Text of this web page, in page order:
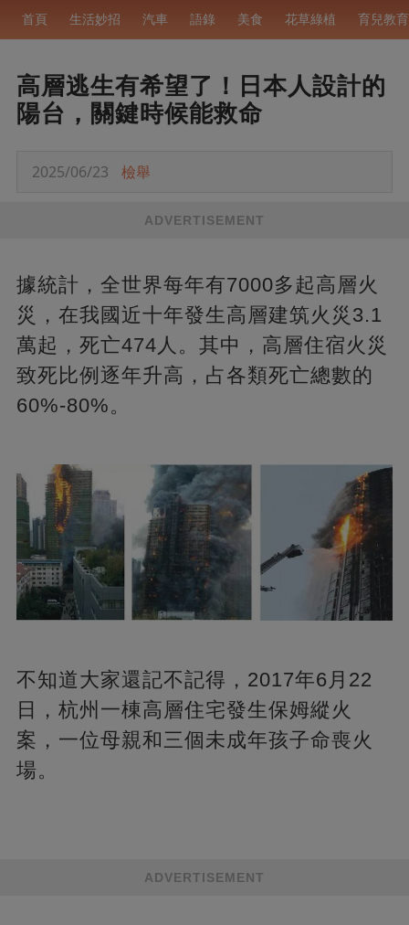
首頁 生活妙招 汽車 語錄 美食 花草綠植 育兒教育
高層逃生有希望了！日本人設計的
陽台，關鍵時候能救命
2025/06/23 檢舉
ADVERTISEMENT
據統計，全世界每年有7000多起高層火
災，在我國近十年發生高層建筑火災3.1
萬起，死亡474人。其中，高層住宿火災
致死比例逐年升高，占各類死亡總數的
60%-80%。
不知道大家還記不記得，2017年6月22
日，杭州一棟高層住宅發生保姆縱火
案，一位母親和三個未成年孩子命喪火
場。
ADVERTISEMENT